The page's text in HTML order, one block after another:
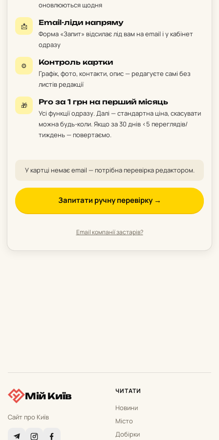
оновлюються щодня
📩 Email-ліди напряму
Форма «Запит» відсилає лід вам на email і у кабінет
одразу
⚙️ Контроль картки
Графік, фото, контакти, опис — редагуєте самі без
листів редакції
🎁 Pro за 1 грн на перший місяць
Усі функції одразу. Далі — стандартна ціна, скасувати
можна будь-коли. Якщо за 30 днів <5 переглядів/
тиждень — повертаємо.
У картці немає email — потрібна перевірка редактором.
Запитати ручну перевірку →
Email компанії застарів?
Мій Київ
Сайт про Київ
ЧИТАТИ
Новини
Місто
Добірки